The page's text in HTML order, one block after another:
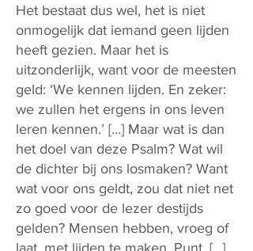
Het bestaat dus wel, het is niet
onmogelijk dat iemand geen lijden
heeft gezien. Maar het is
uitzonderlijk, want voor de meesten
geld: ‘We kennen lijden. En zeker:
we zullen het ergens in ons leven
leren kennen.’ […] Maar wat is dan
het doel van deze Psalm? Wat wil
de dichter bij ons losmaken? Want
wat voor ons geldt, zou dat niet net
zo goed voor de lezer destijds
gelden? Mensen hebben, vroeg of
laat, met lijden te maken. Punt. […]